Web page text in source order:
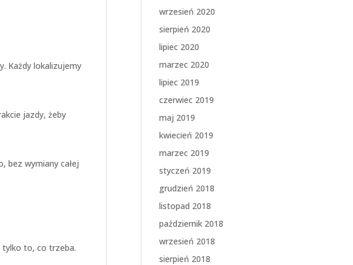
Każdy lokalizujemy
jazdy, żeby
bez wymiany całej
tylko to, co trzeba.
wrzesień 2020
sierpień 2020
lipiec 2020
marzec 2020
lipiec 2019
czerwiec 2019
maj 2019
kwiecień 2019
marzec 2019
styczeń 2019
grudzień 2018
listopad 2018
październik 2018
wrzesień 2018
sierpień 2018